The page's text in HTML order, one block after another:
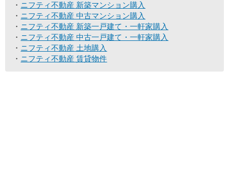
ニフティ不動産 新築マンション購入
ニフティ不動産 中古マンション購入
ニフティ不動産 新築一戸建て・一軒家購入
ニフティ不動産 中古一戸建て・一軒家購入
ニフティ不動産 土地購入
ニフティ不動産 賃貸物件